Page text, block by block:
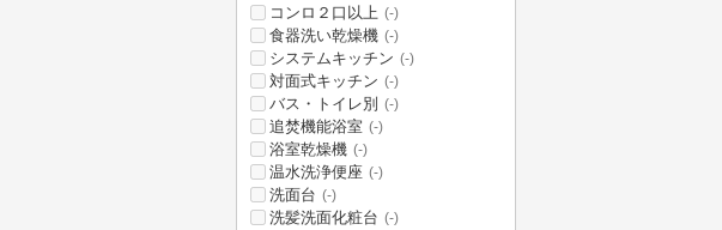
コンロ２口以上 (-)
食器洗い乾燥機 (-)
システムキッチン (-)
対面式キッチン (-)
バス・トイレ別 (-)
追焚機能浴室 (-)
浴室乾燥機 (-)
温水洗浄便座 (-)
洗面台 (-)
洗髪洗面化粧台 (-)